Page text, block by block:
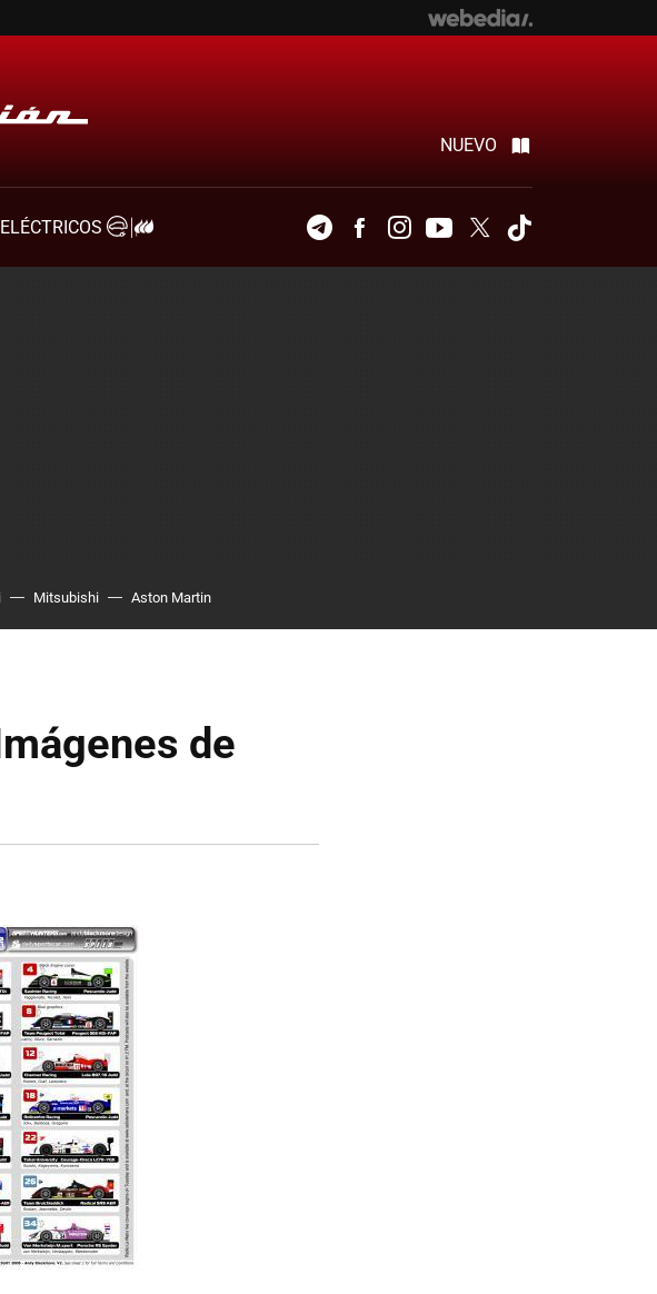
NUEVO
TelegramFacebookInstagramYoutubeTwitter
Mitsubishi Aston Martin
de